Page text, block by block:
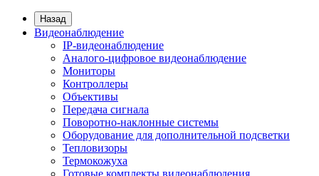
Назад
Видеонаблюдение
IP-видеонаблюдение
Аналого-цифровое видеонаблюдение
Мониторы
Контроллеры
Объективы
Передача сигнала
Поворотно-наклонные системы
Оборудование для дополнительной подсветки
Тепловизоры
Термокожуха
Готовые комплекты видеонаблюдения